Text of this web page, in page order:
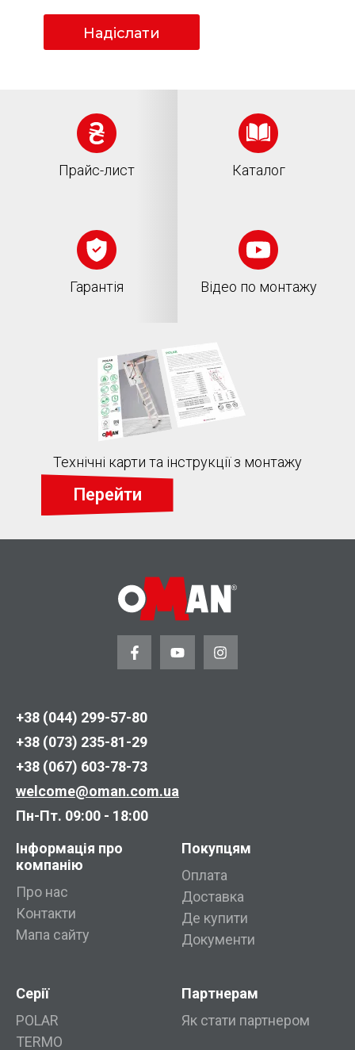
Надіслати
Прайс-лист Каталог
Гарантія Відео по монтажу
Технічні карти та інструкції з монтажу
Перейти
+38 (044) 299-57-80
+38 (073) 235-81-29
+38 (067) 603-78-73
welcome@oman.com.ua
Пн-Пт. 09:00 - 18:00
Інформація про
компанію
Про нас
Контакти
Мапа сайту
Покупцям
Оплата
Доставка
Де купити
Документи
Серії
POLAR
TERMO
Партнерам
Як стати партнером